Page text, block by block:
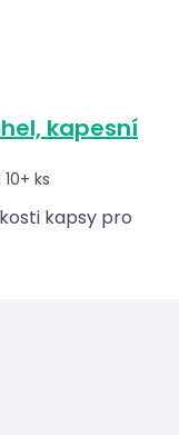
kapesní
ks
kapsy pro